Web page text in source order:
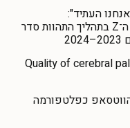
העתיד":
אקטיביסטים בעל כורחם – צעירי דור ה־Z בתהליך התהוות סדר
Quality of cerebral
כפלטפורמה